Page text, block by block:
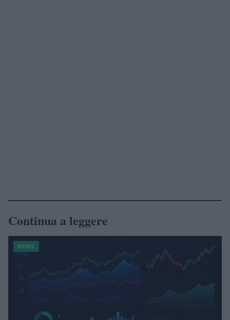
Continua a leggere
NEWS